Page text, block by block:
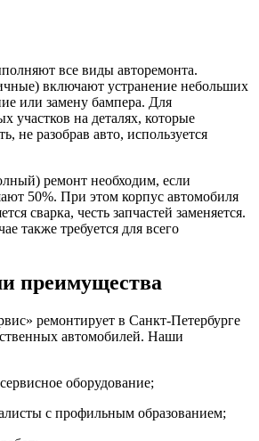
все виды авторемонта.
включают устранение небольших
или замену бампера. Для
участков на деталях, которые
не разобрав авто, используется
ремонт необходим, если
50%. При этом корпус автомобиля
сварка, честь запчастей заменяется.
также требуется для всего
преимущества
ремонтирует в Санкт-Петербурге
автомобилей. Наши
оборудование;
с профильным образованием;